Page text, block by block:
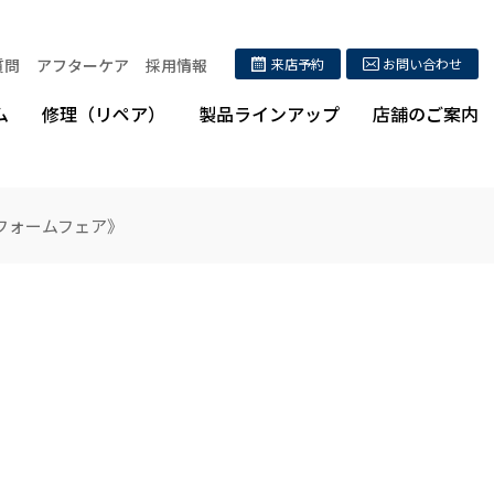
アフターケア 採用情報 来店予約 お問い合わせ
修理（リペア） 製品ラインアップ 店舗のご案内
ームフェア》